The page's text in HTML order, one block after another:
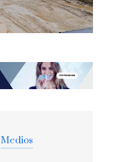
Medios